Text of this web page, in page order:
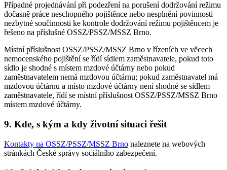
Případné projednávání při podezření na porušení dodržování režimu
dočasně práce neschopného pojištěnce nebo nesplnění povinnosti
nezbytné součinnosti ke kontrole dodržování režimu pojištěncem je
řešeno na příslušné OSSZ/PSSZ/MSSZ Brno.
Místní příslušnost OSSZ/PSSZ/MSSZ Brno v řízeních ve věcech
nemocenského pojištění se řídí sídlem zaměstnavatele, pokud toto
sídlo je shodné s místem mzdové účtárny nebo pokud
zaměstnavatelem nemá mzdovou účtárnu; pokud zaměstnavatel má
mzdovou účtárnu a místo mzdové účtárny není shodné se sídlem
zaměstnavatele, řídí se místní příslušnost OSSZ/PSSZ/MSSZ Brno
místem mzdové účtárny.
9. Kde, s kým a kdy životní situaci řešit
Kontakty na OSSZ/PSSZ/MSSZ Brno naleznete na webových
stránkách České správy sociálního zabezpečení.